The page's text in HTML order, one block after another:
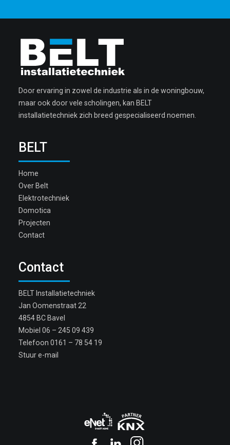
Door ervaring in zowel de industrie als in de woningbouw,
maar ook door vele scholingen, kan BELT
installatietechniek zich breed gespecialiseerd noemen.
BELT
Home
Over Belt
Elektrotechniek
Domotica
Projecten
Contact
Contact
BELT Installatietechniek
Jan Oomenstraat 22
4854 BC Bavel
Mobiel 06 – 245 09 439
Telefoon 0161 – 78 54 19
Stuur e-mail